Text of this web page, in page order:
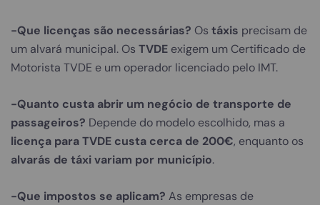
-Que licenças são necessárias? Os táxis precisam de
um alvará municipal. Os TVDE exigem um Certificado de
Motorista TVDE e um operador licenciado pelo IMT.
-Quanto custa abrir um negócio de transporte de
passageiros? Depende do modelo escolhido, mas a
licença para TVDE custa cerca de 200€, enquanto os
alvarás de táxi variam por município.
-Que impostos se aplicam? As empresas de